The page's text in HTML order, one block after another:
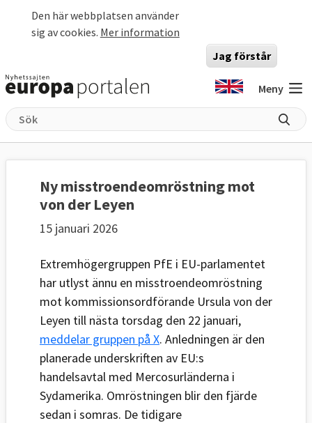
Den här webbplatsen använder
sig av cookies. Mer information
Jag förstår
Meny
Ny misstroendeomröstning mot
von der Leyen
15 januari 2026
Extremhögergruppen PfE i EU-parlamentet
har utlyst ännu en misstroendeomröstning
mot kommissionsordförande Ursula von der
Leyen till nästa torsdag den 22 januari,
meddelar gruppen på X. Anledningen är den
planerade underskriften av EU:s
handelsavtal med Mercosurländerna i
Sydamerika. Omröstningen blir den fjärde
sedan i somras. De tidigare